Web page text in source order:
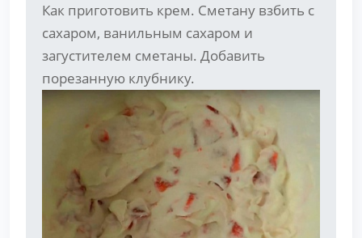
Как приготовить крем. Сметану взбить с
сахаром, ванильным сахаром и
загустителем сметаны. Добавить
порезанную клубнику.